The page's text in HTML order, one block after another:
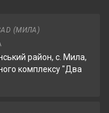
(МИЛА)
район, с. Мила,
комплексу "Два